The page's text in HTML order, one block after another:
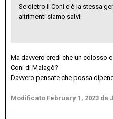
Se dietro il Coni c'è la stessa
altrimenti siamo salvi.
Ma davvero credi che un colosso
Coni di Malagò?
Davvero pensate che possa
Modificato February 1, 2023 da